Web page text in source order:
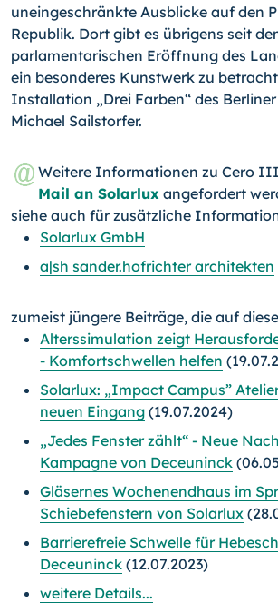
uneingeschränkte Ausblicke auf den
Republik. Dort gibt es übrigens seit
parlamentarischen Eröffnung des
ein besonderes Kunstwerk zu
Installation „Drei Farben“ des
Michael Sailstorfer.
Weitere Informationen zu Cero
Mail an Solarlux angefordert
siehe auch für zusätzliche
Solarlux GmbH
a|sh sander.hofrichter architekten
zumeist jüngere Beiträge, die auf
Alterssimulation zeigt
- Komfortschwellen helfen
Solarlux: „Impact Campus”
neuen Eingang (19.07.2024)
„Jedes Fenster zählt“ - Neue
Kampagne von Deceuninck
Gläsernes Wochenendhaus im
Schiebefenstern von Solarlux
Barrierefreie Schwelle für
Deceuninck (12.07.2023)
weitere Details...